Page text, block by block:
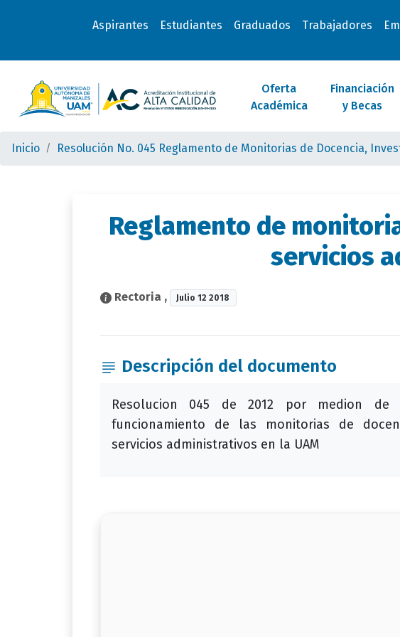
Aspirantes Estudiantes Graduados Trabajadores
Oferta
Académica
Financiación
y Becas
Inicio Resolución No. 045 Reglamento de Monitorias de Docencia,
Reglamento de
servicios
Rectoria , Julio 12 2018
Descripción del documento
Resolucion 045 de 2012 por medion
funcionamiento de las monitorias de
servicios administrativos en la UAM